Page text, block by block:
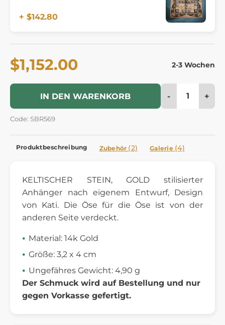
+ $142.80
$1,152.00 2-3 Wochen
IN DEN WARENKORB - +
Code: SBR569
Produktbeschreibung Zubehör (2) Galerie (4)
KELTISCHER STEIN, GOLD stilisierter
Anhänger nach eigenem Entwurf, Design
von Kati. Die Öse für die Öse ist von der
anderen Seite verdeckt.
Material: 14k Gold
Größe: 3,2 x 4 cm
Ungefähres Gewicht: 4,90 g
Der Schmuck wird auf Bestellung und nur
gegen Vorkasse gefertigt.